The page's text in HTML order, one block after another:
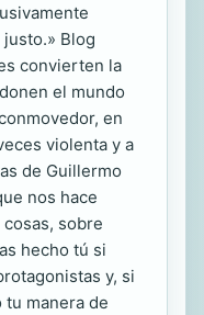
Blog
convierten la
el mundo
en
violenta y a
de Guillermo
nos hace
sobre
hecho tú si
y, si
manera de